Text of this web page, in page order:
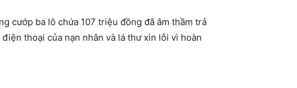
cướp ba lô chứa 107 triệu đồng đã âm thầm trả
thoại của nạn nhân và lá thư xin lỗi vì hoàn